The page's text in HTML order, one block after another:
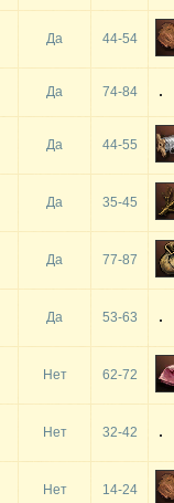
Да 44-54
Да 74-84
Да 44-55
Да 35-45
Да 77-87
Да 53-63
Нет 62-72
Нет 32-42
Нет 14-24